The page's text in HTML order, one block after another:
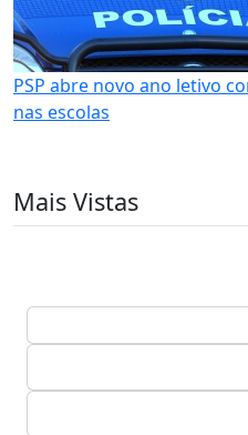
PSP abre novo ano letivo
nas escolas
Mais Vistas